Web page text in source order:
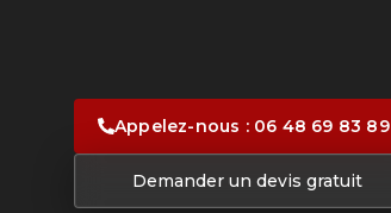
Appelez-nous : 06 48 69 83 89
Demander un devis gratuit